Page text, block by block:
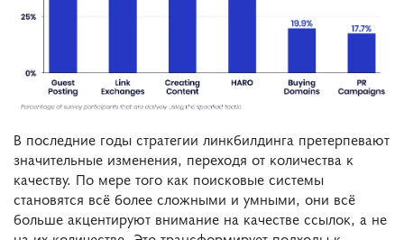
В последние годы стратегии линкбилдинга претерпевают
значительные изменения, переходя от количества к
качеству. По мере того как поисковые системы
становятся всё более сложными и умными, они всё
больше акцентируют внимание на качестве ссылок, а не